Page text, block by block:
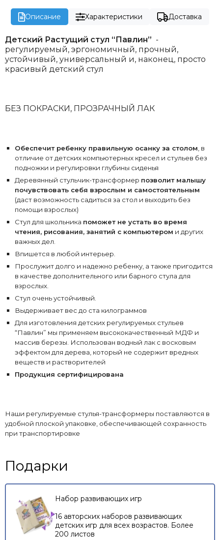
Описание Характеристики Доставка
Детский Растущий стул “Павлин” -
регулируемый, эргономичный, прочный,
устойчивый, универсальный и, наконец, просто
красивый детский стул
БЕЗ ПОКРАСКИ, ПРОЗРАЧНЫЙ ЛАК
Обеспечит ребенку правильную осанку за столом, в
отличие от детских компьютерных кресел и стульев без
подножки и регулировки глубины сиденья
Деревянный стульчик-трансформер позволит малышу
почувствовать себя взрослым и самостоятельным
(даст возможность садиться за стол и выходить без
помощи взрослых)
Стул для школьника поможет не устать во время
чтения, рисования, занятий с компьютером и других
важных дел.
Впишется в любой интерьер.
Прослужит долго и надежно ребенку, а также пригодится
в качестве дополнительного или барного стула для
взрослых.
Стул очень устойчивый.
Выдерживает вес до ста килограммов
Для изготовления детских регулируемых стульев
“Павлин” мы применяем высококачественный МДФ и
массив березы. Использован водный лак с восковым
эффектом для дерева, который не содержит вредных
веществ и растворителей
Продукция сертифицирована
Наши регулируемые стулья-трансформеры поставляются в
удобной плоской упаковке, обеспечивающей сохранность
при транспортировке
Подарки
Набор развивающих игр
16 авторских наборов развивающих
детских игр для всех возрастов. Более
200 листов